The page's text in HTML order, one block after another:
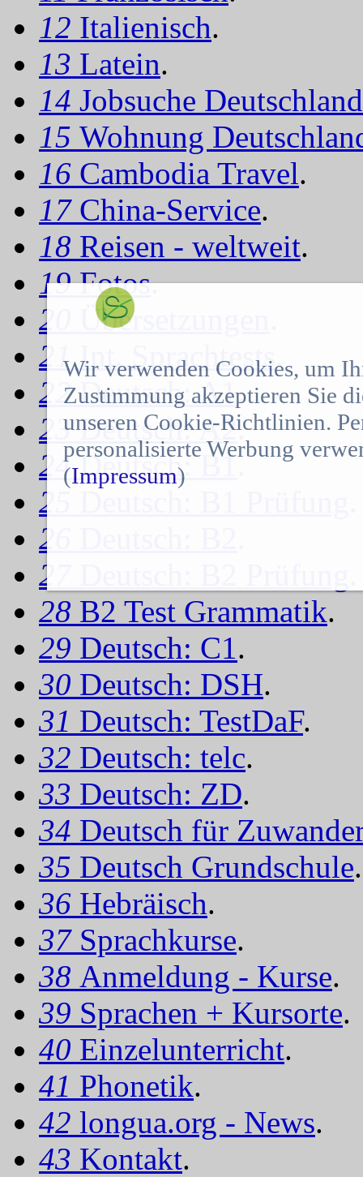
12 Italienisch.
13 Latein.
14 Jobsuche Deutschland
15 Wohnung
16 Cambodia Travel.
17 China-Service.
18 Reisen - weltweit.
19Fotos.
20
Übersetzungen
21Int. Sprachtests
22Deutsch: A1.
23Deutsch: A2.
24Deutsch: B1.
25
26
27
28 B2 Test Grammatik.
29 Deutsch: C1.
30 Deutsch: DSH.
31 Deutsch: TestDaF.
32 Deutsch: telc.
33 Deutsch: ZD.
34 Deutsch für
35 Deutsch Grundschule.
36 Hebräisch.
37 Sprachkurse.
38 Anmeldung - Kurse.
39 Sprachen + Kursorte.
40 Einzelunterricht.
41 Phonetik.
42 longua.org - News.
43 Kontakt.
Wir verwenden Cookies, um
Zustimmung akzeptieren Sie
unseren Cookie-Richtlinien.
personalisierte Werbung
(Impressum)